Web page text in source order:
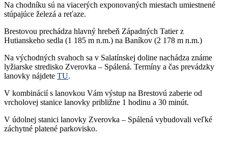
Na chodníku sú na viacerých exponovaných miestach umiestnené
stúpajúce železá a reťaze.
Brestovou prechádza hlavný hrebeň Západných Tatier z
Hutianskeho sedla (1 185 m n.m.) na Baníkov (2 178 m n.m.)
Na východných svahoch sa v Salatínskej doline nachádza známe
lyžiarske stredisko Zverovka – Spálená. Termíny a čas prevádzky
lanovky nájdete TU.
V kombinácií s lanovkou Vám výstup na Brestovú zaberie od
vrcholovej stanice lanovky približne 1 hodinu a 30 minút.
V údolnej stanici lanovky Zverovka – Spálená vybudovali veľké
záchytné platené parkovisko.